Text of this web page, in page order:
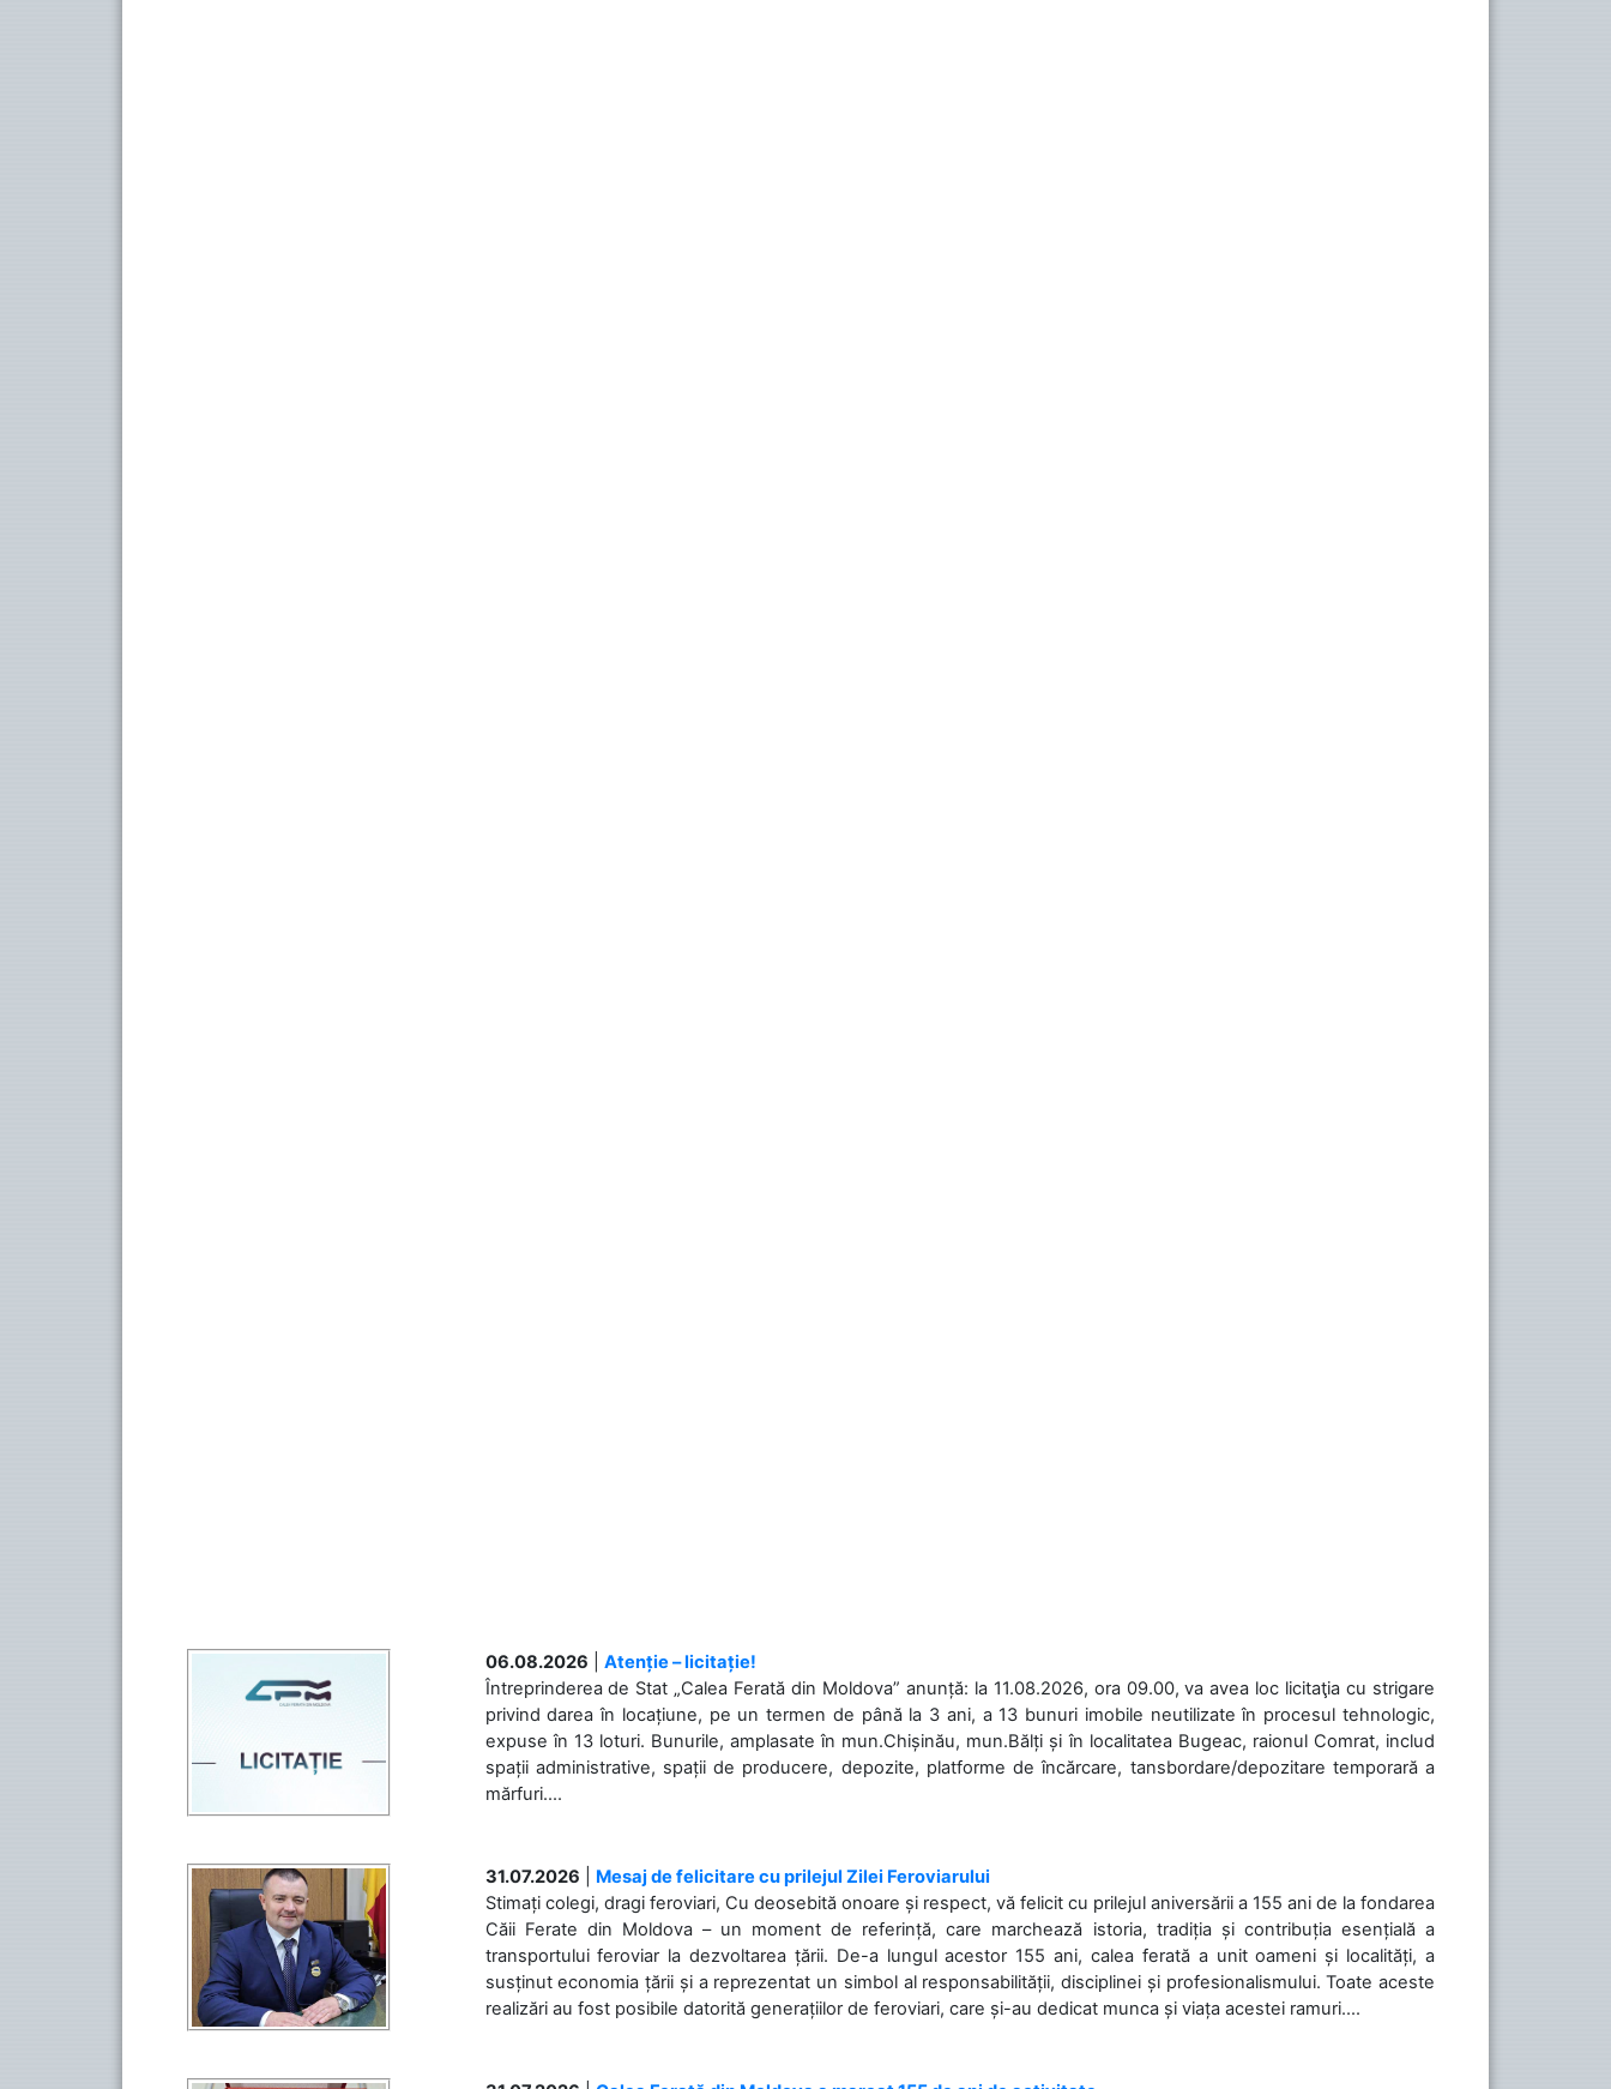
06.08.2026
Atenție – licitație!
Întreprinderea de Stat „Calea Ferată din Moldova” anunță: la 11.08.2026, ora 09.00, va avea loc licitaţia cu strigare
privind darea în locațiune, pe un termen de până la 3 ani, a 13 bunuri imobile neutilizate în procesul tehnologic,
expuse în 13 loturi. Bunurile, amplasate în mun.Chișinău, mun.Bălți și în localitatea Bugeac, raionul Comrat, includ
spații administrative, spații de producere, depozite, platforme de încărcare, tansbordare/depozitare temporară a
mărfuri....
31.07.2026
Mesaj de felicitare cu prilejul Zilei Feroviarului
Stimați colegi, dragi feroviari, Cu deosebită onoare și respect, vă felicit cu prilejul aniversării a 155 ani de la fondarea
Căii Ferate din Moldova – un moment de referință, care marchează istoria, tradiția și contribuția esențială a
transportului feroviar la dezvoltarea țării. De-a lungul acestor 155 ani, calea ferată a unit oameni și localități, a
susținut economia țării și a reprezentat un simbol al responsabilității, disciplinei și profesionalismului. Toate aceste
realizări au fost posibile datorită generațiilor de feroviari, care și-au dedicat munca și viața acestei ramuri....